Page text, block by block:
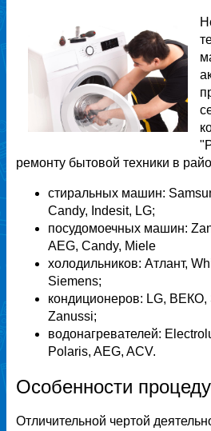
ремонту бытовой техники в
стиральных машин:
Candy, Indesit, LG;
посудомоечных машин:
AEG, Candy, Miele
холодильников: Атлант,
Siemens;
кондиционеров: LG, ВЕКО,
Zanussi;
водонагревателей:
Polaris, AEG, ACV.
Особенности
Отличительной чертой